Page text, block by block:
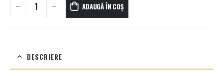
ADAUGĂ ÎN COȘ
DESCRIERE